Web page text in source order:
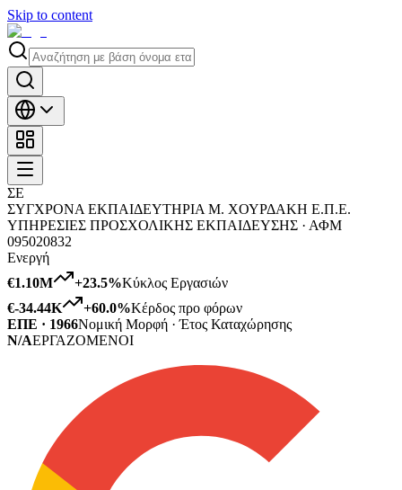
Skip to content
ΣΕ
ΣΥΓΧΡΟΝΑ ΕΚΠΑΙΔΕΥΤΗΡΙΑ Μ. ΧΟΥΡΔΑΚΗ Ε.Π.Ε.
ΥΠΗΡΕΣΙΕΣ ΠΡΟΣΧΟΛΙΚΗΣ ΕΚΠΑΙΔΕΥΣΗΣ · ΑΦΜ
095020832
Ενεργή
€1.10M
+23.5%Κύκλος Εργασιών
€-34.44K
+60.0%Κέρδος προ φόρων
ΕΠΕ · 1966Νομική Μορφή · Έτος Καταχώρησης
N/AΕΡΓΑΖΟΜΕΝΟΙ